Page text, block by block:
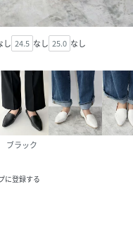
し 24.5 なし 25.0 なし
ブラック
に登録する